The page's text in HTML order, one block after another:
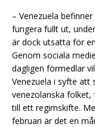
– Venezuela
fungera fullt ut,
är dock utsatta för
Genom sociala
dagligen förmedlar
Venezuela i syfte att
venezolanska
till ett regimskifte.
februari är det en